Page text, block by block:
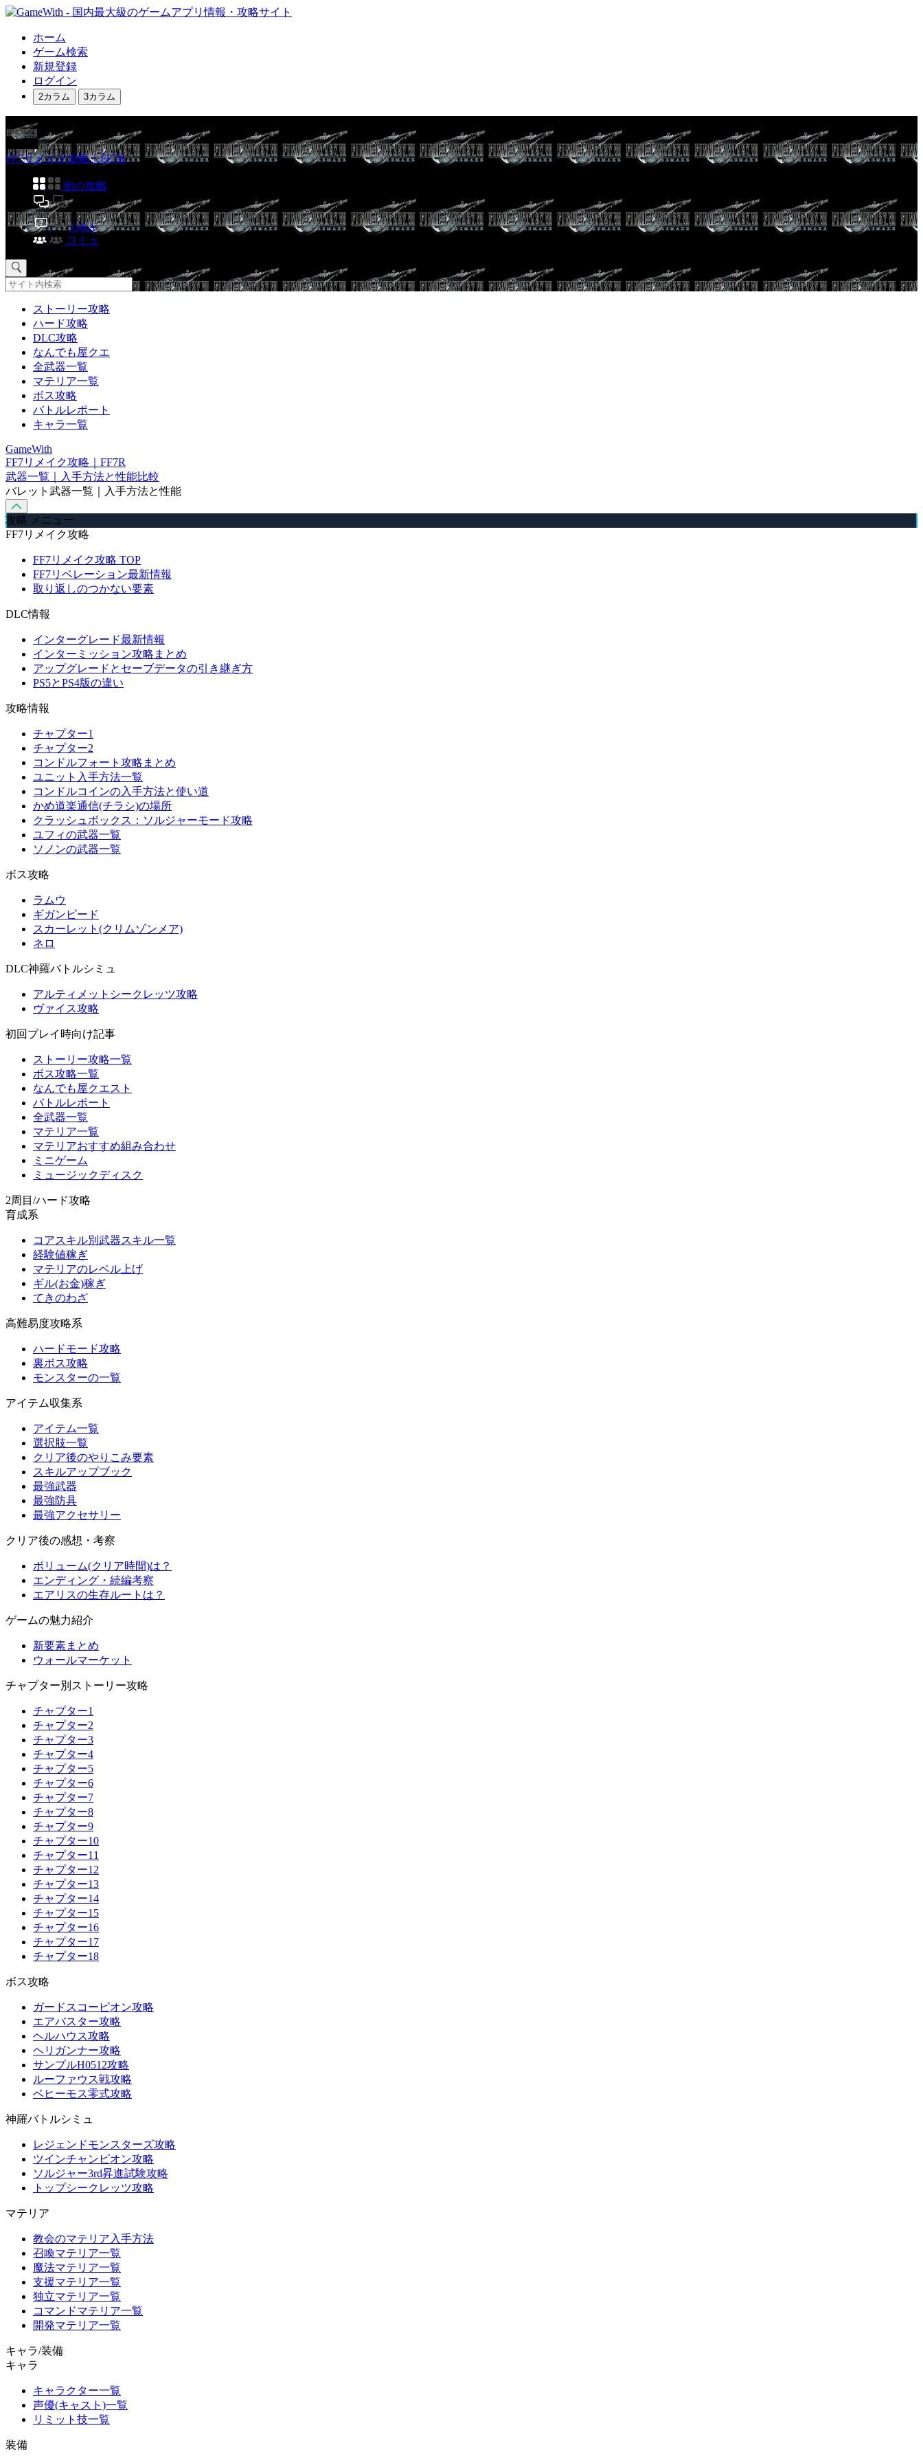
ホーム
ゲーム検索
新規登録
ログイン
2カラム 3カラム
FF7リメイク攻略｜FF7R
他の攻略
掲示板
Q&A
コミュ
ストーリー攻略
ハード攻略
DLC攻略
なんでも屋クエ
全武器一覧
マテリア一覧
ボス攻略
バトルレポート
キャラ一覧
GameWith
FF7リメイク攻略｜FF7R
武器一覧｜入手方法と性能比較
バレット武器一覧｜入手方法と性能
攻略 メニュー
FF7リメイク攻略
FF7リメイク攻略 TOP
FF7リベレーション最新情報
取り返しのつかない要素
DLC情報
インターグレード最新情報
インターミッション攻略まとめ
アップグレードとセーブデータの引き継ぎ方
PS5とPS4版の違い
攻略情報
チャプター1
チャプター2
コンドルフォート攻略まとめ
ユニット入手方法一覧
コンドルコインの入手方法と使い道
かめ道楽通信(チラシ)の場所
クラッシュボックス：ソルジャーモード攻略
ユフィの武器一覧
ソノンの武器一覧
ボス攻略
ラムウ
ギガンピード
スカーレット(クリムゾンメア)
ネロ
DLC神羅バトルシミュ
アルティメットシークレッツ攻略
ヴァイス攻略
初回プレイ時向け記事
ストーリー攻略一覧
ボス攻略一覧
なんでも屋クエスト
バトルレポート
全武器一覧
マテリア一覧
マテリアおすすめ組み合わせ
ミニゲーム
ミュージックディスク
2周目/ハード攻略
育成系
コアスキル別武器スキル一覧
経験値稼ぎ
マテリアのレベル上げ
ギル(お金)稼ぎ
てきのわざ
高難易度攻略系
ハードモード攻略
裏ボス攻略
モンスターの一覧
アイテム収集系
アイテム一覧
選択肢一覧
クリア後のやりこみ要素
スキルアップブック
最強武器
最強防具
最強アクセサリー
クリア後の感想・考察
ボリューム(クリア時間)は？
エンディング・続編考察
エアリスの生存ルートは？
ゲームの魅力紹介
新要素まとめ
ウォールマーケット
チャプター別ストーリー攻略
チャプター1
チャプター2
チャプター3
チャプター4
チャプター5
チャプター6
チャプター7
チャプター8
チャプター9
チャプター10
チャプター11
チャプター12
チャプター13
チャプター14
チャプター15
チャプター16
チャプター17
チャプター18
ボス攻略
ガードスコーピオン攻略
エアバスター攻略
ヘルハウス攻略
ヘリガンナー攻略
サンプルH0512攻略
ルーファウス戦攻略
ベヒーモス零式攻略
神羅バトルシミュ
レジェンドモンスターズ攻略
ツインチャンピオン攻略
ソルジャー3rd昇進試験攻略
トップシークレッツ攻略
マテリア
教会のマテリア入手方法
召喚マテリア一覧
魔法マテリア一覧
支援マテリア一覧
独立マテリア一覧
コマンドマテリア一覧
開発マテリア一覧
キャラ/装備
キャラ
キャラクター一覧
声優(キャスト)一覧
リミット技一覧
装備